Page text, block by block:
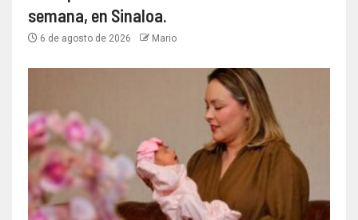
semana, en Sinaloa.
6 de agosto de 2026 Mario